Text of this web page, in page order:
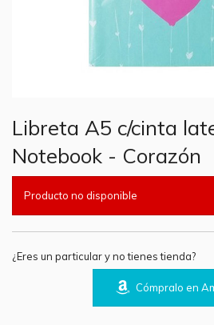
Libreta A5 c/cinta
Notebook - Corazón
Producto no disponible
¿Eres un particular y no tienes tienda?
Cómpralo en